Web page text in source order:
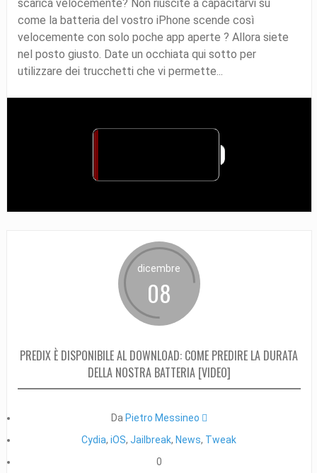
scarica velocemente? Non riuscite a capacitarvi su
come la batteria del vostro iPhone scende così
velocemente con solo poche app aperte ? Allora siete
nel posto giusto. Date un occhiata qui sotto per
utilizzare dei trucchetti che vi permette...
dicembre
08
PREDIX È DISPONIBILE AL DOWNLOAD: COME PREDIRE LA DURATA
DELLA NOSTRA BATTERIA [VIDEO]
Da Pietro Messineo 
Cydia,iOS,Jailbreak, News, Tweak
0